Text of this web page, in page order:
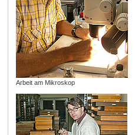
Arbeit am Mikroskop